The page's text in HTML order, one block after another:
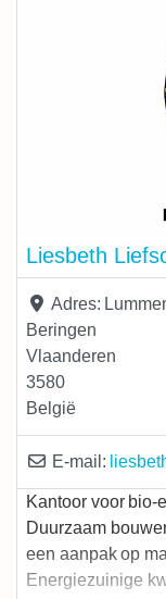
beheer. Voor
allesbehalve
Liesbeth
Adres:
Beringen
Vlaanderen
3580
België
E-mail:
Kantoor voor bio-
Duurzaam
een aanpak op
Energiezuinige